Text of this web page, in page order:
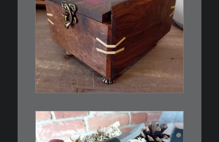
€39,00
Eine kleine, simple Schatulle
aus Nussbaum…